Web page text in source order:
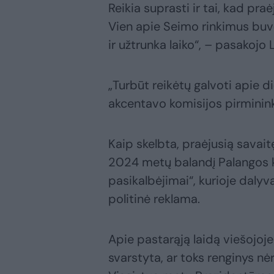
Reikia suprasti ir tai, kad
Vien apie Seimo rinkimus
ir užtrunka laiko“, – pasakojo
„Turbūt reikėtų galvoti apie
akcentavo komisijos
Kaip skelbta, praėjusią
2024 metų balandį Palangos
pasikalbėjimai“, kurioje
politinė reklama.
Apie pastarąją laidą
svarstyta, ar toks renginys